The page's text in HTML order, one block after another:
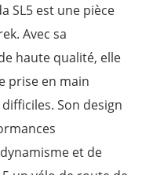
SL5 est une pièce
Avec sa
haute qualité, elle
prise en main
Son design
et de